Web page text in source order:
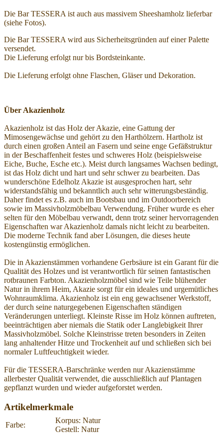
Die Bar TESSERA ist auch aus massivem Sheeshamholz lieferbar
(siehe Fotos).
Die Bar TESSERA wird aus Sicherheitsgründen auf einer Palette
versendet.
Die Lieferung erfolgt nur bis Bordsteinkante.
Die Lieferung erfolgt ohne Flaschen, Gläser und Dekoration.
Über Akazienholz
Akazienholz ist das Holz der Akazie, eine Gattung der
Mimosengewächse und gehört zu den Harthölzern. Hartholz ist
durch einen großen Anteil an Fasern und seine enge Gefäßstruktur
in der Beschaffenheit festes und schweres Holz (beispielsweise
Eiche, Buche, Esche etc.). Meist durch langsames Wachsen bedingt,
ist das Holz dicht und hart und sehr schwer zu bearbeiten. Das
wunderschöne Edelholz Akazie ist ausgesprochen hart, sehr
widerstandsfähig und bekanntlich auch sehr witterungsbeständig.
Daher findet es z.B. auch im Bootsbau und im Outdoorbereich
sowie im Massivholzmöbelbau Verwendung. Früher wurde es eher
selten für den Möbelbau verwandt, denn trotz seiner hervorragenden
Eigenschaften war Akazienholz damals nicht leicht zu bearbeiten.
Die moderne Technik fand aber Lösungen, die dieses heute
kostengünstig ermöglichen.
Die in Akazienstämmen vorhandene Gerbsäure ist ein Garant für die
Qualität des Holzes und ist verantwortlich für seinen fantastischen
rotbraunen Farbton. Akazienholzmöbel sind wie Teile blühender
Natur in ihrem Heim, Akazie sorgt für ein ideales und urgemütliches
Wohnraumklima. Akazienholz ist ein eng gewachsener Werkstoff,
der durch seine naturgegebenen Eigenschaften ständigen
Veränderungen unterliegt. Kleinste Risse im Holz können auftreten,
beeinträchtigen aber niemals die Statik oder Langlebigkeit Ihrer
Massivholzmöbel. Solche Kleinstrisse treten besonders in Zeiten
lang anhaltender Hitze und Trockenheit auf und schließen sich bei
normaler Luftfeuchtigkeit wieder.
Für die TESSERA-Barschränke werden nur Akazienstämme
allerbester Qualität verwendet, die ausschließlich auf Plantagen
gepflanzt wurden und wieder aufgeforstet werden.
Artikelmerkmale
Farbe:
Korpus: Natur
Gestell: Natur